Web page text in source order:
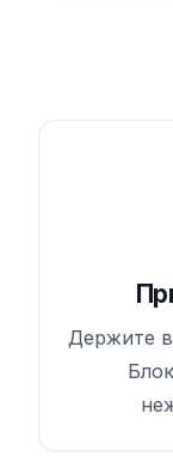
Держите